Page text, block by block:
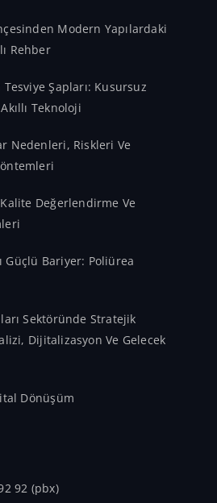
Modern Yapılardaki
Rehber
Şapları: Kusursuz
Teknoloji
Nedenleri, Riskleri Ve
Değerlendirme Ve
Güçlü Bariyer: Poliürea
Sektöründe Stratejik
Dijitalizasyon Ve Gelecek
Dönüşüm
92 (pbx)